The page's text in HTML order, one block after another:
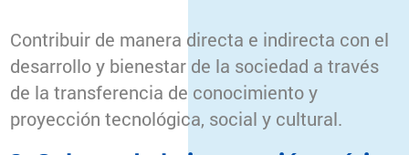
Contribuir de manera directa e indirecta con el
desarrollo y bienestar de la sociedad a través
de la transferencia de conocimiento y
proyección tecnológica, social y cultural.